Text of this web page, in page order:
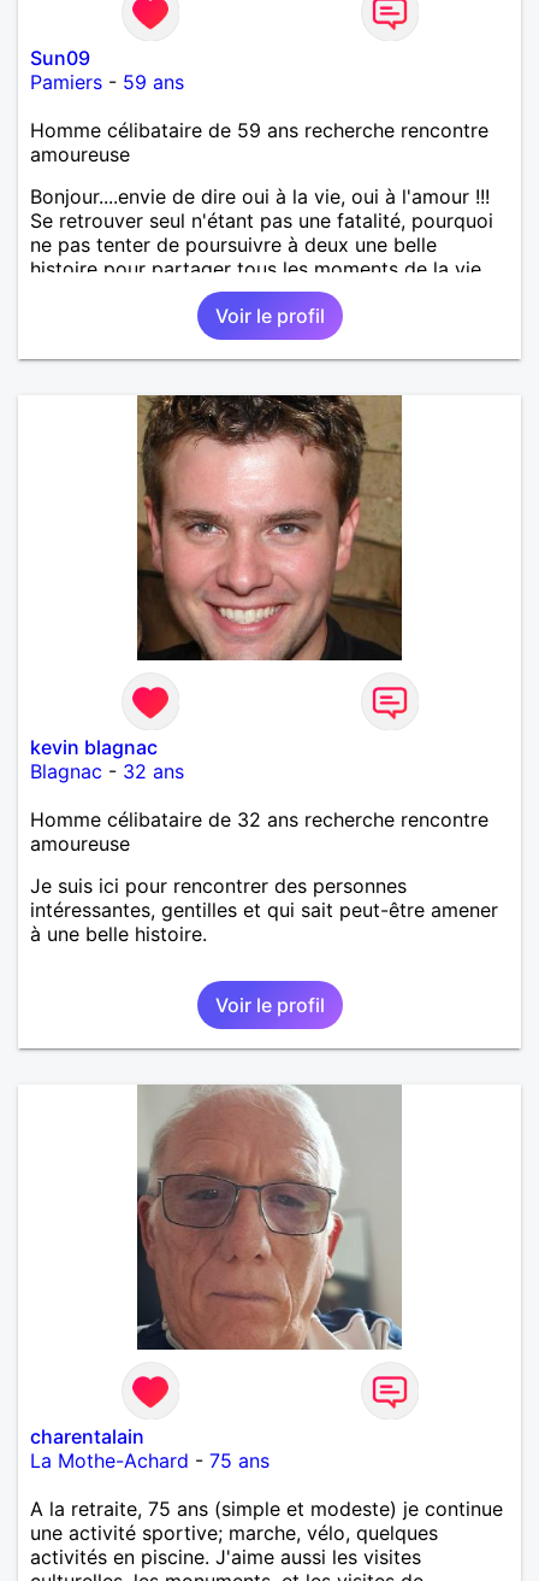
Sun09
Pamiers - 59 ans
Homme célibataire de 59 ans recherche rencontre
amoureuse
Bonjour....envie de dire oui à la vie, oui à l'amour !!!
Se retrouver seul n'étant pas une fatalité, pourquoi
ne pas tenter de poursuivre à deux une belle
histoire pour partager tous les moments de la vie ...
Voir le profil
kevin blagnac
Blagnac - 32 ans
Homme célibataire de 32 ans recherche rencontre
amoureuse
Je suis ici pour rencontrer des personnes
intéressantes, gentilles et qui sait peut-être amener
à une belle histoire.
Voir le profil
charentalain
La Mothe-Achard - 75 ans
A la retraite, 75 ans (simple et modeste) je continue
une activité sportive; marche, vélo, quelques
activités en piscine. J'aime aussi les visites